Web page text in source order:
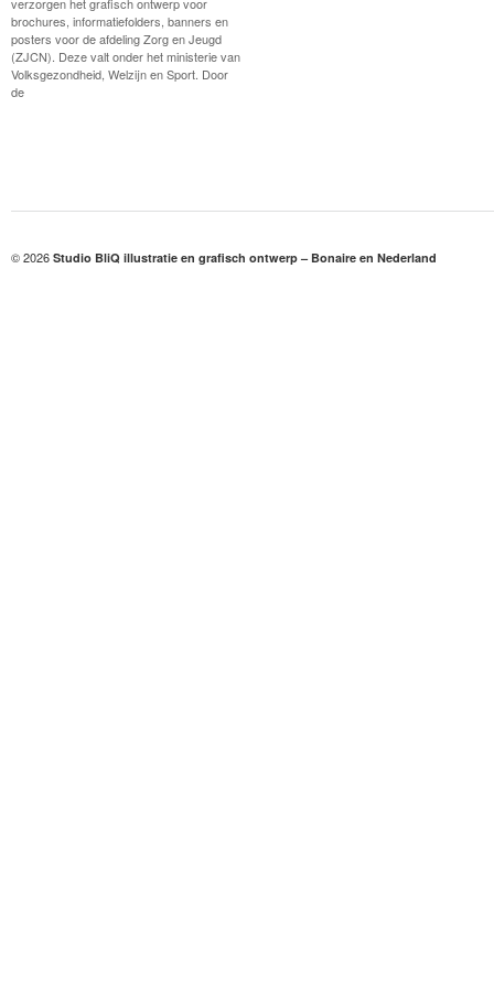
brochures, informatiefolders, banners en
posters voor de afdeling Zorg en Jeugd
(ZJCN). Deze valt onder het ministerie van
Volksgezondheid, Welzijn en Sport. Door
de
© 2026 Studio BliQ illustratie en grafisch ontwerp – Bonaire en Nederland